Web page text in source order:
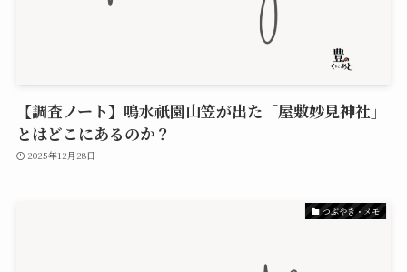
【調査ノート】鳴水祇園山笠が出た「屋敷妙見神社」
とはどこにあるのか？
2025年12月28日
つぶやき・メモ